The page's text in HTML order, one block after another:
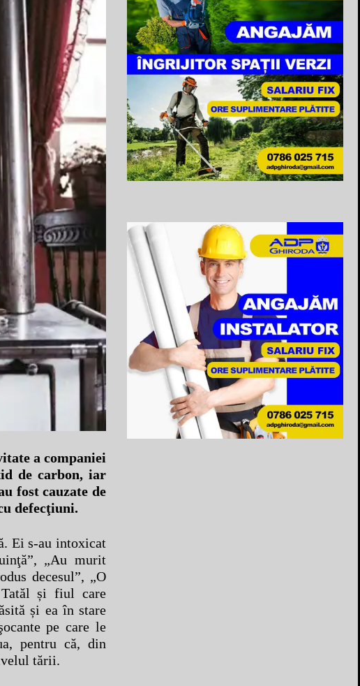
a companiei
de carbon, iar
fost cauzate de
defecţiuni.
Ei s-au intoxicat
„Au murit
decesul”, „O
și fiul care
și ea în stare
pe care le
pentru că, din
tării.